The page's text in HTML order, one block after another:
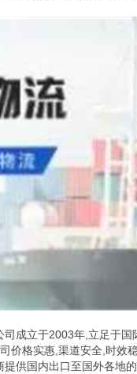
司成立于2003年,立足于国
价格实惠,渠道安全,时效
提供国内出口至国外各地